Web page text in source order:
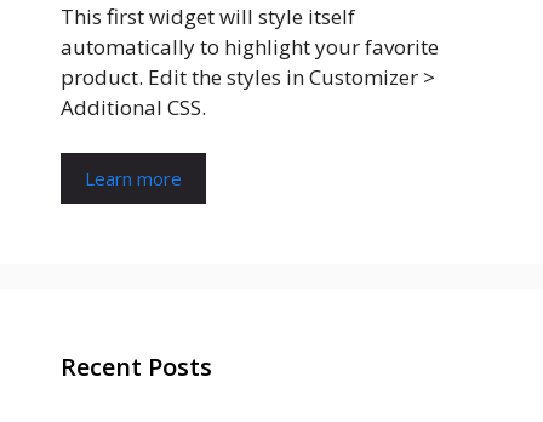
This first widget will style itself
automatically to highlight your favorite
product. Edit the styles in Customizer >
Additional CSS.
Learn more
Recent Posts